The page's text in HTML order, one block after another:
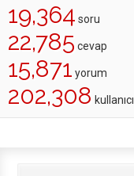
19,364 soru
22,785 cevap
15,871 yorum
202,308 kullanıcı